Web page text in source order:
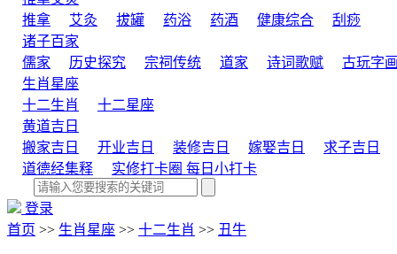
推拿
艾灸 拔罐 药浴 药酒 健康综合
刮痧
诸子百家
儒家
历史探究 宗祠传统 道家 诗词歌赋 古玩字画
生肖星座
十二生肖
十二星座
黄道吉日
搬家吉日
开业吉日 装修吉日 嫁娶吉日
求子吉日
道德经集释
实修打卡圈 每日小打卡
登录
首页 >> 生肖星座 >> 十二生肖 >> 丑牛